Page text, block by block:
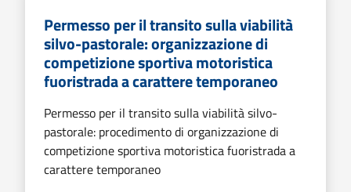
Permesso per il transito sulla viabilità
silvo-pastorale: organizzazione di
competizione sportiva motoristica
fuoristrada a carattere temporaneo
Permesso per il transito sulla viabilità silvo-
pastorale: procedimento di organizzazione di
competizione sportiva motoristica fuoristrada a
carattere temporaneo